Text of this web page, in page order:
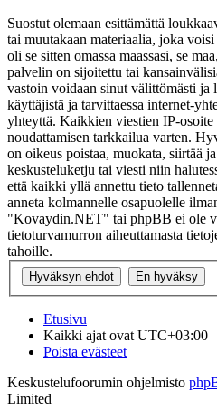
Suostut olemaan esittämättä
tai muutakaan materiaalia, joka
oli se sitten omassa maassasi, se
palvelin on sijoitettu tai
vastoin voidaan sinut välittömästi ja
käyttäjistä ja tarvittaessa internet-
yhteyttä. Kaikkien viestien IP-osoite
noudattamisen tarkkailua varten.
on oikeus poistaa, muokata, siirtää
keskusteluketju tai viesti niin
että kaikki yllä annettu tieto
anneta kolmannelle osapuolelle
"Kovaydin.NET" tai phpBB ei ole
tietoturvamurron aiheuttamasta
tahoille.
Etusivu
Kaikki ajat ovat UTC+03:00
Poista evästeet
Keskustelufoorumin ohjelmisto
Limited